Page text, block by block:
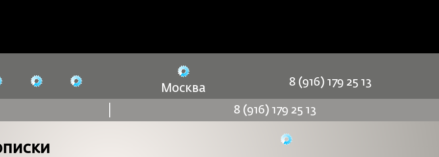
Москва
8 (916) 179 25 13
8 (916) 179 25 13